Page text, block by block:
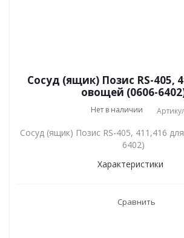
Сосуд (ящик) Позис RS-405,
овощей (0606-
Нет в наличии
Сосуд (ящик) Позис RS-405, 411,416
6402)
Характеристики
Сравнить